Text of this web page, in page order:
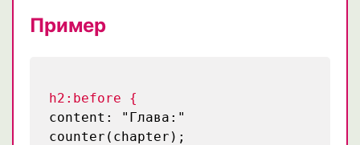
Пример
h2:before {
content: "Глава:"
counter(chapter);